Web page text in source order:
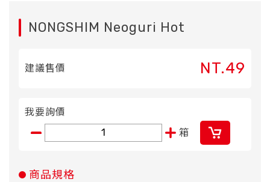
NONGSHIM Neoguri Hot
建議售價 NT.49
我要詢價
箱
商品規格